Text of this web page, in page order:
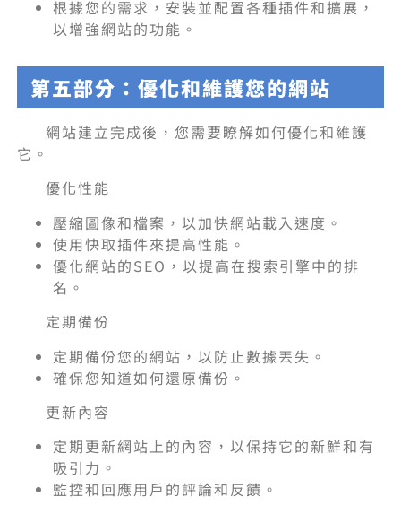
根據您的需求，安裝並配置各種插件和擴展，
以增強網站的功能。
第五部分：優化和維護您的網站
網站建立完成後，您需要瞭解如何優化和維護
它。
優化性能
壓縮圖像和檔案，以加快網站載入速度。
使用快取插件來提高性能。
優化網站的SEO，以提高在搜索引擎中的排
名。
定期備份
定期備份您的網站，以防止數據丟失。
確保您知道如何還原備份。
更新內容
定期更新網站上的內容，以保持它的新鮮和有
吸引力。
監控和回應用戶的評論和反饋。